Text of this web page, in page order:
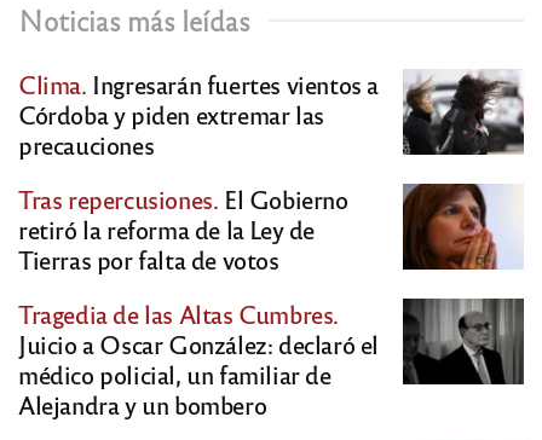
Noticias más leídas
Clima. Ingresarán fuertes vientos a
Córdoba y piden extremar las
precauciones
Tras repercusiones. El Gobierno
retiró la reforma de la Ley de
Tierras por falta de votos
Tragedia de las Altas Cumbres.
Juicio a Oscar González: declaró el
médico policial, un familiar de
Alejandra y un bombero